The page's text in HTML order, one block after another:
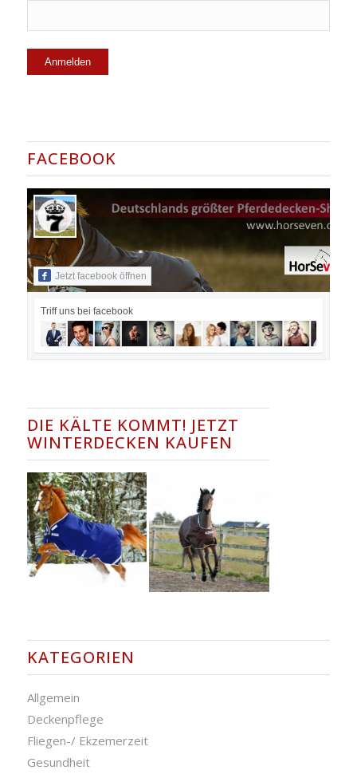
FACEBOOK
Jetzt facebook öffnen
Triff uns bei facebook
DIE KÄLTE KOMMT! JETZT
WINTERDECKEN KAUFEN
KATEGORIEN
Allgemein
Deckenpflege
Fliegen-/ Ekzemerzeit
Gesundheit